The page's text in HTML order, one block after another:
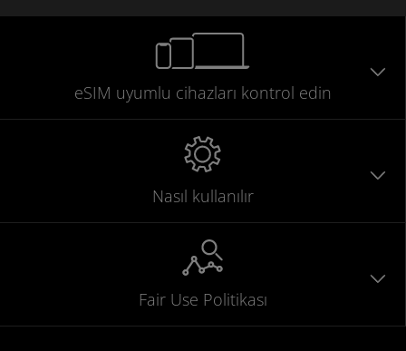
eSIM uyumlu cihazları kontrol edin
Nasıl kullanılır
Fair Use Politikası